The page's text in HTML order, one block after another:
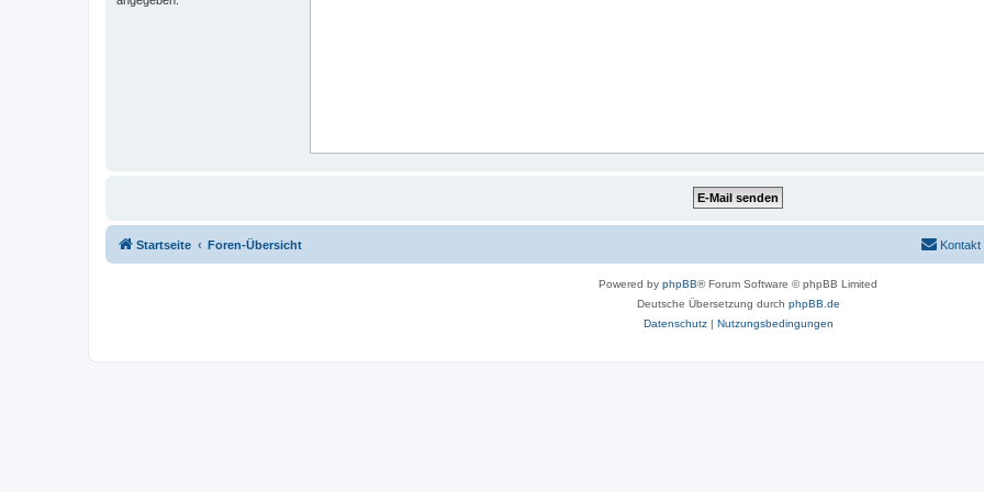
Startseite Foren-Übersicht Kontakt
Powered by phpBB® Forum Software © phpBB Limited
Deutsche Übersetzung durch phpBB.de
Datenschutz| Nutzungsbedingungen